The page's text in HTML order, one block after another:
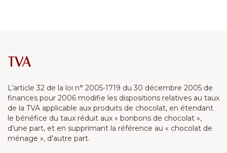
TVA
L’article 32 de la loi n° 2005-1719 du 30 décembre 2005 de
finances pour 2006 modifie les dispositions relatives au taux
de la TVA applicable aux produits de chocolat, en étendant
le bénéfice du taux réduit aux « bonbons de chocolat »,
d’une part, et en supprimant la référence au « chocolat de
ménage », d’autre part.